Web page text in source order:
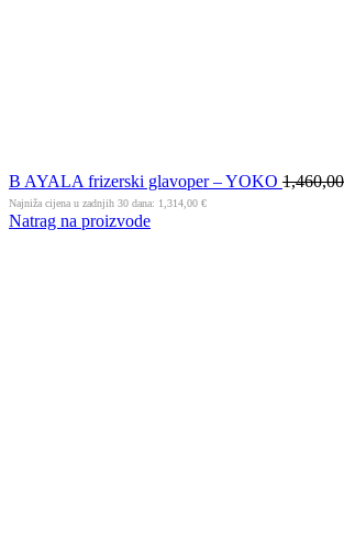
B AYALA frizerski glavoper – YOKO
Najniža cijena u zadnjih 30 dana: 1,314,00 €
Natrag na proizvode